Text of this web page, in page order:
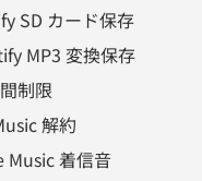
SD カード保存
MP3 変換保存
制限
解約
Music 着信音